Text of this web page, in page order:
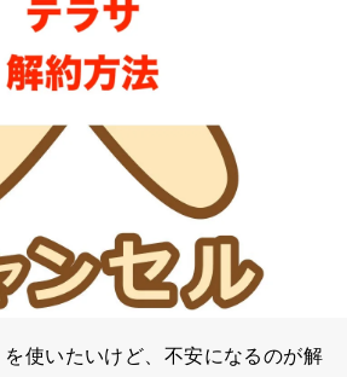
使いたいけど、不安になるのが解